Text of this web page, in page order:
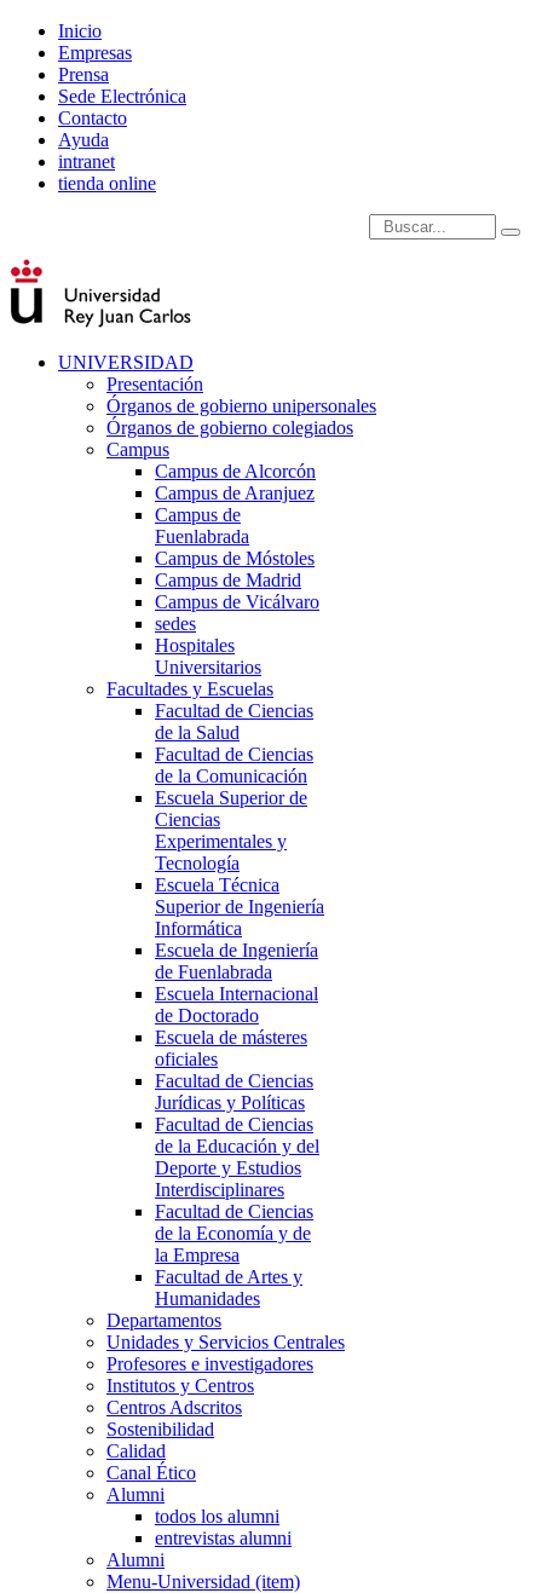
Inicio
Empresas
Prensa
Sede Electrónica
Contacto
Ayuda
intranet
tienda online
Introduce términos de
UNIVERSIDAD
Presentación
Órganos de gobierno unipersonales
Órganos de gobierno colegiados
Campus
Campus de Alcorcón
Campus de Aranjuez
Campus de
Fuenlabrada
Campus de Móstoles
Campus de Madrid
Campus de Vicálvaro
sedes
Hospitales
Universitarios
Facultades y Escuelas
Facultad de Ciencias
de la Salud
Facultad de Ciencias
de la Comunicación
Escuela Superior de
Ciencias
Experimentales y
Tecnología
Escuela Técnica
Superior de Ingeniería
Informática
Escuela de Ingeniería
de Fuenlabrada
Escuela Internacional
de Doctorado
Escuela de másteres
oficiales
Facultad de Ciencias
Jurídicas y Políticas
Facultad de Ciencias
de la Educación y del
Deporte y Estudios
Interdisciplinares
Facultad de Ciencias
de la Economía y de
la Empresa
Facultad de Artes y
Humanidades
Departamentos
Unidades y Servicios Centrales
Profesores e investigadores
Institutos y Centros
Centros Adscritos
Sostenibilidad
Calidad
Canal Ético
Alumni
todos los alumni
entrevistas alumni
Alumni
Menu-Universidad (item)